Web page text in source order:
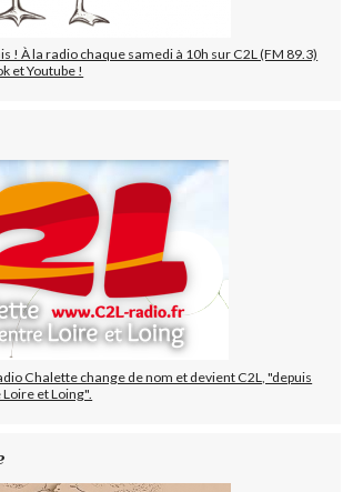
! À la radio chaque samedi à 10h sur C2L (FM 89.3)
et Youtube !
Chalette change de nom et devient C2L, "depuis
et Loing".